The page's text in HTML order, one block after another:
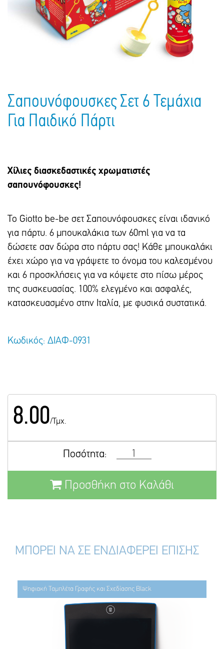
Πακέτα Δώρων
Σακούλες
Τσάντες - Ποδιές - Ομπρέλες
Βιβλία
Παιδικό Πάρτι
Ημερολόγια - Ατζέντες
Γραφική Ύλη
Σαπουνόφουσκες Σετ 6 Τεμάχια
Για Παιδικό Πάρτι
Χίλιες διασκεδαστικές χρωματιστές
σαπουνόφουσκες!
Το Giotto be-be σετ Σαπουνόφουσκες είναι ιδανικό
για πάρτυ. 6 μπουκαλάκια των 60ml για να τα
δώσετε σαν δώρα στο πάρτυ σας! Κάθε μπουκαλάκι
έχει χώρο για να γράψετε το όνομα του καλεσμένου
και 6 προσκλήσεις για να κόψετε στο πίσω μέρος
της συσκευασίας. 100% ελεγμένο και ασφαλές,
κατασκευασμένο στην Ιταλία, με φυσικά συστατικά.
Κωδικός: ΔΙΑΦ-0931
8.00/Τμχ.
Ποσότητα:
Προσθήκη στο Καλάθι
ΜΠΟΡΕΙ ΝΑ ΣΕ ΕΝΔΙΑΦΕΡΕΙ ΕΠΙΣΗΣ
Ψηφιακή Ταμπλέτα Γραφής και Σχεδίασης Black